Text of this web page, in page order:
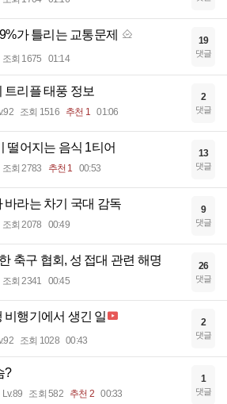
가 틀리는 교통문제
조회 1675 01:14
19
댓글
트리플 태풍 정보
조회 1516 추천 1 01:06
2
댓글
떨어지는 음식 1티어
조회 2783 추천 1 00:53
13
댓글
바라는 차기 국대 감독
조회 2078 00:49
9
댓글
축구 협회, 성 접대 관련 해명
조회 2341 00:45
26
댓글
비행기에서 생긴 일
조회 1028 00:43
2
댓글
?
Lv.89 조회 582 추천 2 00:33
1
댓글